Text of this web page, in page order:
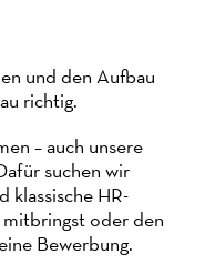
und den Aufbau
richtig.
– auch unsere
suchen wir
klassische HR-
oder den
Bewerbung.